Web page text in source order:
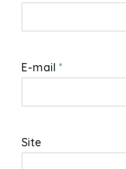
E-mail *
Site